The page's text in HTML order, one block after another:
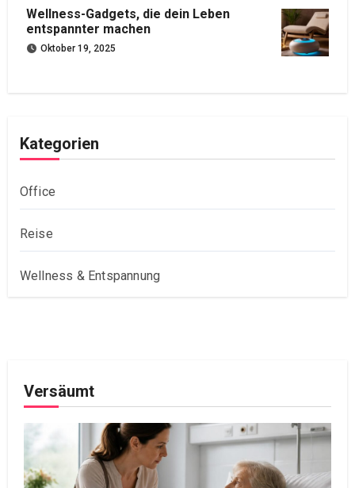
Wellness-Gadgets, die dein Leben
entspannter machen
Oktober 19, 2025
Kategorien
Office
Reise
Wellness & Entspannung
Versäumt